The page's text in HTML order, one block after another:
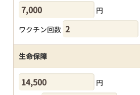
円
ワクチン回数
生命保障
円